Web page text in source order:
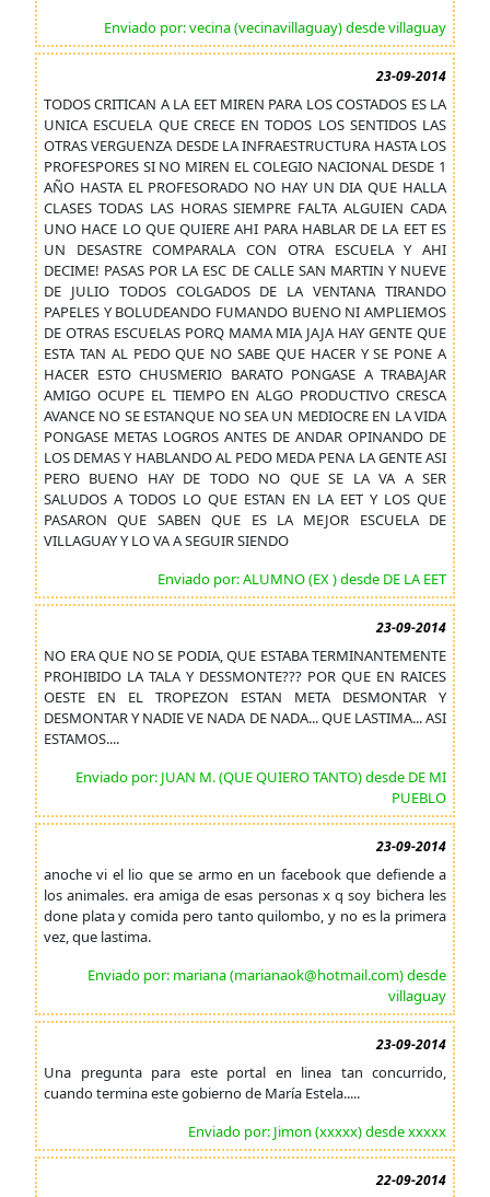
Enviado por: vecina (vecinavillaguay) desde villaguay
23-09-2014
TODOS CRITICAN A LA EET MIREN PARA LOS COSTADOS ES LA
UNICA ESCUELA QUE CRECE EN TODOS LOS SENTIDOS LAS
OTRAS VERGUENZA DESDE LA INFRAESTRUCTURA HASTA LOS
PROFESPORES SI NO MIREN EL COLEGIO NACIONAL DESDE 1
AÑO HASTA EL PROFESORADO NO HAY UN DIA QUE HALLA
CLASES TODAS LAS HORAS SIEMPRE FALTA ALGUIEN CADA
UNO HACE LO QUE QUIERE AHI PARA HABLAR DE LA EET ES
UN DESASTRE COMPARALA CON OTRA ESCUELA Y AHI
DECIME! PASAS POR LA ESC DE CALLE SAN MARTIN Y NUEVE
DE JULIO TODOS COLGADOS DE LA VENTANA TIRANDO
PAPELES Y BOLUDEANDO FUMANDO BUENO NI AMPLIEMOS
DE OTRAS ESCUELAS PORQ MAMA MIA JAJA HAY GENTE QUE
ESTA TAN AL PEDO QUE NO SABE QUE HACER Y SE PONE A
HACER ESTO CHUSMERIO BARATO PONGASE A TRABAJAR
AMIGO OCUPE EL TIEMPO EN ALGO PRODUCTIVO CRESCA
AVANCE NO SE ESTANQUE NO SEA UN MEDIOCRE EN LA VIDA
PONGASE METAS LOGROS ANTES DE ANDAR OPINANDO DE
LOS DEMAS Y HABLANDO AL PEDO MEDA PENA LA GENTE ASI
PERO BUENO HAY DE TODO NO QUE SE LA VA A SER
SALUDOS A TODOS LO QUE ESTAN EN LA EET Y LOS QUE
PASARON QUE SABEN QUE ES LA MEJOR ESCUELA DE
VILLAGUAY Y LO VA A SEGUIR SIENDO
Enviado por: ALUMNO (EX ) desde DE LA EET
23-09-2014
NO ERA QUE NO SE PODIA, QUE ESTABA TERMINANTEMENTE
PROHIBIDO LA TALA Y DESSMONTE??? POR QUE EN RAICES
OESTE EN EL TROPEZON ESTAN META DESMONTAR Y
DESMONTAR Y NADIE VE NADA DE NADA... QUE LASTIMA... ASI
ESTAMOS....
Enviado por: JUAN M. (QUE QUIERO TANTO) desde DE MI
PUEBLO
23-09-2014
anoche vi el lio que se armo en un facebook que defiende a
los animales. era amiga de esas personas x q soy bichera les
done plata y comida pero tanto quilombo, y no es la primera
vez, que lastima.
Enviado por: mariana (marianaok@hotmail.com) desde
villaguay
23-09-2014
Una pregunta para este portal en linea tan concurrido,
cuando termina este gobierno de María Estela.....
Enviado por: Jimon (xxxxx) desde xxxxx
22-09-2014